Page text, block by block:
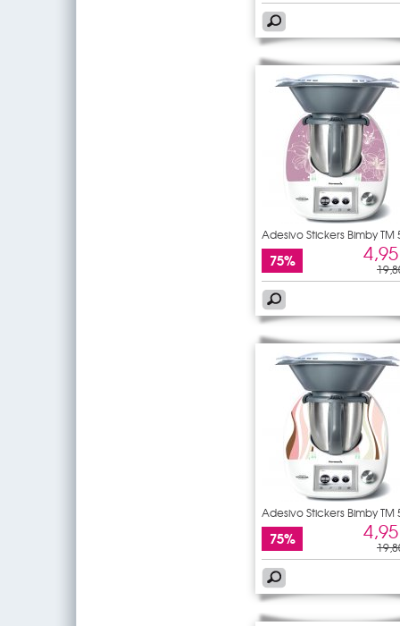
Adesivo Stickers Bimby TM
75%
Adesivo Stickers Bimby TM
75%